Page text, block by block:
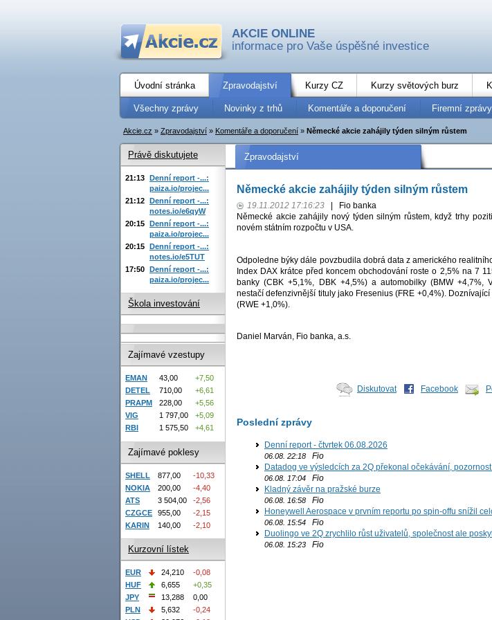
AKCIE ONLINE
informace pro Vaše úspěšné investice
Úvodní stránka Zpravodajství Kurzy CZ Kurzy světových burz
Všechny zprávy Novinky z trhů Komentáře a doporučení Firemní zprávy
Akcie.cz » Zpravodajství » Komentáře a doporučení » Německé akcie zahájily týden silným růstem
Zpravodajství
Německé akcie zahájily týden silným růstem
19.11.2012 17:16:23
Fio banka
Německé akcie zahájily nový týden silným růstem, když trhy
novém státním rozpočtu v USA.
Odpoledne býky dále povzbudila dobrá data z amerického
Index DAX krátce před koncem obchodování roste o 2,5% na 7
banky (CBK +5,1%, DBK +4,5%) a automobilky (BMW +4,7%,
nestačí defenzivnější tituly jako Fresenius (FRE +0,4%).
(RWE +1,0%).
Daniel Marván, Fio banka, a.s.
Diskutovat Facebook
Poslední zprávy
Denní report - čtvrtek 06.08.2026
06.08. 22:18 Fio
Datadog ve výsledcích za 2Q překonal očekávání,
06.08. 17:04 Fio
Kladný závěr na pražské burze
06.08. 16:58 Fio
Honeywell Aerospace v prvním reportu po spin-offu snížil
06.08. 15:54 Fio
Duolingo ve 2Q zrychlilo růst uživatelů, společnost ale
06.08. 15:23 Fio
Právě diskutujete
21:13 Denní report -...:
paiza.io/projec...
21:12 Denní report -...:
notes.io/e6qyW
20:15 Denní report -...:
paiza.io/projec...
20:15 Denní report -...:
notes.io/e5TUT
17:50 Denní report -...:
paiza.io/projec...
Škola investování
Zajímavé vzestupy
EMAN 43,00
+7,50
DETEL
710,00
+6,61
PRAPM
228,00
+5,56
VIG
1 797,00
+5,09
RBI
1 575,50 +4,61
Zajímavé poklesy
SHELL 877,00
-10,33
NOKIA
200,00
-4,40
ATS
3 504,00
-2,56
CZGCE
955,00
-2,15
KARIN
140,00 -2,10
Kurzovní lístek
EUR 24,210
-0,08
HUF
6,655
+0,35
JPY
13,288
0,00
PLN
5,632
-0,24